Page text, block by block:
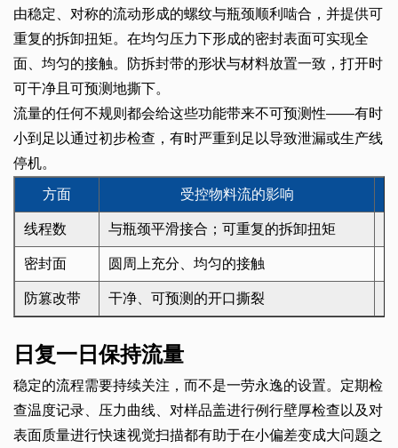
由稳定、对称的流动形成的螺纹与瓶颈顺利啮合，并提供可
重复的拆卸扭矩。在均匀压力下形成的密封表面可实现全
面、均匀的接触。防拆封带的形状与材料放置一致，打开时
可干净且可预测地撕下。
流量的任何不规则都会给这些功能带来不可预测性——有时
小到足以通过初步检查，有时严重到足以导致泄漏或生产线
停机。
方面
受控物料流的影响
线程数 与瓶颈平滑接合；可重复的拆卸扭矩
密封面 圆周上充分、均匀的接触
防篡改带 干净、可预测的开口撕裂
日复一日保持流量
稳定的流程需要持续关注，而不是一劳永逸的设置。定期检
查温度记录、压力曲线、对样品盖进行例行壁厚检查以及对
表面质量进行快速视觉扫描都有助于在小偏差变成大问题之